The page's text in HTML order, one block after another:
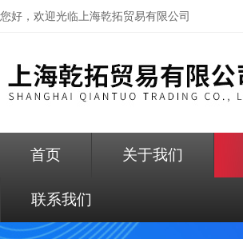
您好，欢迎光临上海乾拓贸易有限公司
首页 关于我们
联系我们